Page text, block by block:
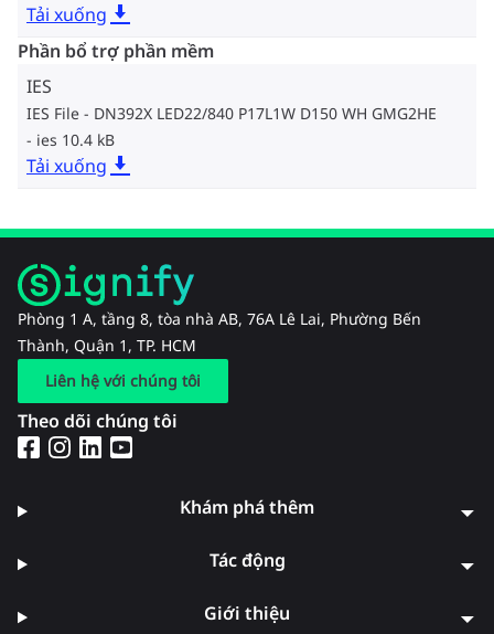
Tải xuống
Phần bổ trợ phần mềm
IES
IES File - DN392X LED22/840 P17L1W D150 WH GMG2HE
ies 10.4 kB
Tải xuống
Phòng 1 A, tầng 8, tòa nhà AB, 76A Lê Lai, Phường Bến
Thành, Quận 1, TP. HCM
Liên hệ với chúng tôi
Theo dõi chúng tôi
Khám phá thêm
Tác động
Giới thiệu